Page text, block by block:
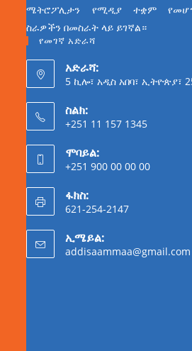
ሜትሮፖሊታን የሚዲያ ተቋም
ስራዎችን በመስራት ላይ ይገኛል።
የመገኛ አድራሻ
አድራሻ:
5 ኪሎ፣ አዲስ አበባ፣ ኢትዮጵያ፣
ስልክ:
+251 11 157 1345
ሞባይል:
+251 900 00 00 00
ፋክስ:
621-254-2147
ኢሜይል:
addisaammaa@gmail.com